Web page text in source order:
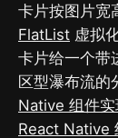
卡片按图片宽
FlatList 虚拟
卡片给一个带
区型瀑布流的
Native 组件
React Native